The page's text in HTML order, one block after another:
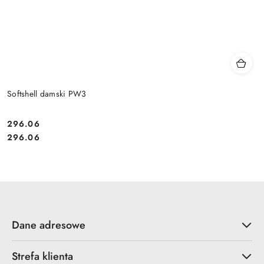
Softshell damski PW3
Cena:
296.06
Cena:
296.06
Dane adresowe
Strefa klienta